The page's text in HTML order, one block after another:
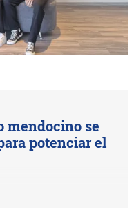
mendocino se
potenciar el